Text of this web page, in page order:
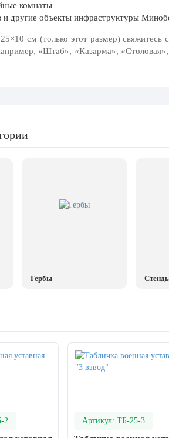
комнаты
другие объекты инфраструктуры
см (только этот размер) свяжитесь
«Штаб», «Казарма»,
Гербы
2 Артикул: ТБ-25-3